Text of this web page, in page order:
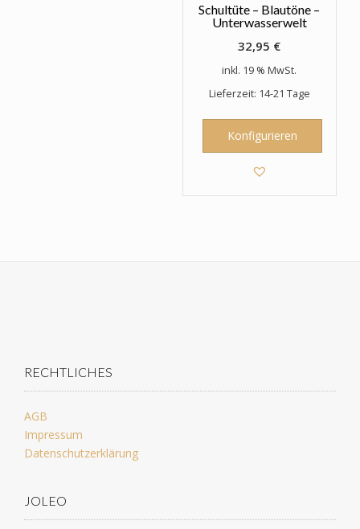
Schultüte – Blautöne –
Unterwasserwelt
32,95 €
inkl. 19 % MwSt.
Lieferzeit: 14-21 Tage
Konfigurieren
RECHTLICHES
AGB
Impressum
Datenschutzerklärung
JOLEO